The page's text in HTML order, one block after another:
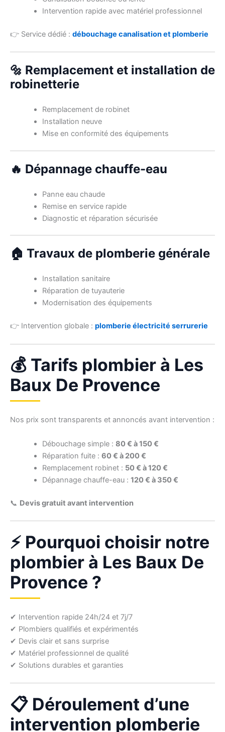
Intervention rapide avec matériel professionnel
👉 Service dédié : débouchage canalisation et plomberie
🔩 Remplacement et installation de
robinetterie
Remplacement de robinet
Installation neuve
Mise en conformité des équipements
🔥 Dépannage chauffe-eau
Panne eau chaude
Remise en service rapide
Diagnostic et réparation sécurisée
🏠 Travaux de plomberie générale
Installation sanitaire
Réparation de tuyauterie
Modernisation des équipements
👉 Intervention globale : plomberie électricité serrurerie
💰 Tarifs plombier à Les
Baux De Provence
Nos prix sont transparents et annoncés avant intervention :
Débouchage simple : 80 € à 150 €
Réparation fuite : 60 € à 200 €
Remplacement robinet : 50 € à 120 €
Dépannage chauffe-eau : 120 € à 350 €
📞 Devis gratuit avant intervention
⚡ Pourquoi choisir notre
plombier à Les Baux De
Provence ?
✔ Intervention rapide 24h/24 et 7j/7
✔ Plombiers qualifiés et expérimentés
✔ Devis clair et sans surprise
✔ Matériel professionnel de qualité
✔ Solutions durables et garanties
📋 Déroulement d’une
intervention plomberie